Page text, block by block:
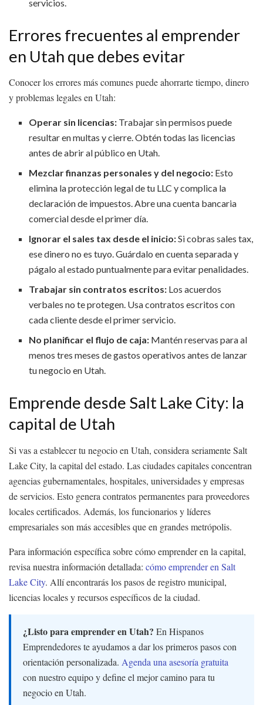
servicios.
Errores frecuentes al emprender
en Utah que debes evitar
Conocer los errores más comunes puede ahorrarte tiempo, dinero
y problemas legales en Utah:
Operar sin licencias: Trabajar sin permisos puede
resultar en multas y cierre. Obtén todas las licencias
antes de abrir al público en Utah.
Mezclar finanzas personales y del negocio: Esto
elimina la protección legal de tu LLC y complica la
declaración de impuestos. Abre una cuenta bancaria
comercial desde el primer día.
Ignorar el sales tax desde el inicio:Si cobras sales tax,
ese dinero no es tuyo. Guárdalo en cuenta separada y
págalo al estado puntualmente para evitar penalidades.
Trabajar sin contratos escritos: Los acuerdos
verbales no te protegen. Usa contratos escritos con
cada cliente desde el primer servicio.
No planificar el flujo de caja: Mantén reservas para al
menos tres meses de gastos operativos antes de lanzar
tu negocio en Utah.
Emprende desde Salt Lake City: la
capital de Utah
Si vas a establecer tu negocio en Utah, considera seriamente Salt
Lake City, la capital del estado. Las ciudades capitales concentran
agencias gubernamentales, hospitales, universidades y empresas
de servicios. Esto genera contratos permanentes para proveedores
locales certificados. Además, los funcionarios y líderes
empresariales son más accesibles que en grandes metrópolis.
Para información específica sobre cómo emprender en la capital,
revisa nuestra información detallada: cómo emprender en Salt
Lake City. Allí encontrarás los pasos de registro municipal,
licencias locales y recursos específicos de la ciudad.
¿Listo para emprender en Utah? En Hispanos
Emprendedores te ayudamos a dar los primeros pasos con
orientación personalizada. Agenda una asesoría gratuita
con nuestro equipo y define el mejor camino para tu
negocio en Utah.